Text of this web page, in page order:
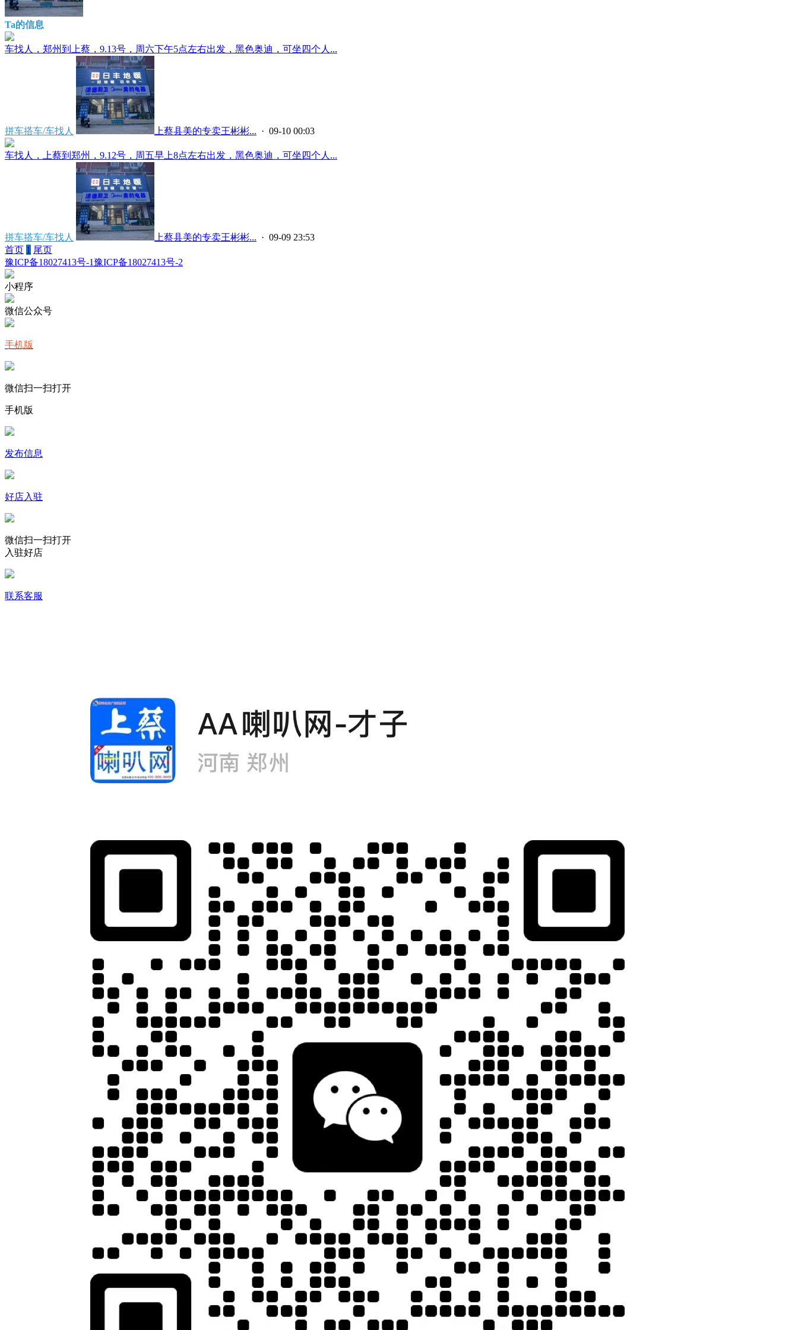
Ta的信息
车找人，郑州到上蔡，9.13号，周六下午5点左右出发，黑色奥迪，可坐四个人...
拼车搭车/车找人 上蔡县美的专卖王彬彬... · 09-10 00:03
车找人，上蔡到郑州，9.12号，周五早上8点左右出发，黑色奥迪，可坐四个人...
拼车搭车/车找人 上蔡县美的专卖王彬彬... · 09-09 23:53
首页 1 尾页
豫ICP备18027413号-1豫ICP备18027413号-2
小程序
微信公众号
手机版
微信扫一扫打开
手机版
发布信息
好店入驻
微信扫一扫打开
入驻好店
联系客服